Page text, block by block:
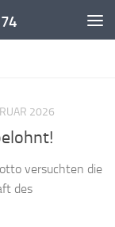
2026
versuchten die
des